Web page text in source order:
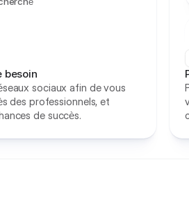
besoin
sociaux afin de vous
des professionnels, et
de succès.